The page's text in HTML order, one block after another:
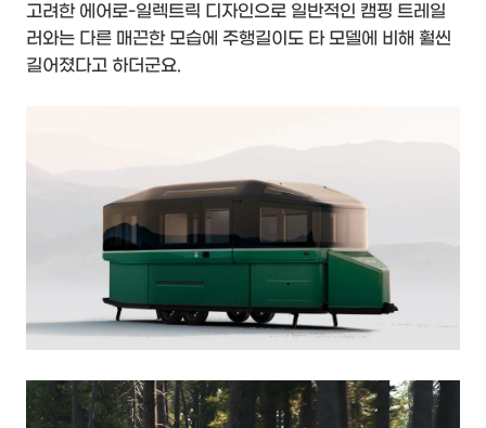
고려한 에어로-일렉트릭 디자인으로 일반적인 캠핑 트레일
러와는 다른 매끈한 모습에 주행길이도 타 모델에 비해 훨씬
길어졌다고 하더군요.